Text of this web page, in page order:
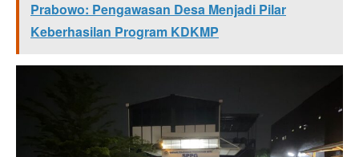
Prabowo: Pengawasan Desa Menjadi Pilar
Keberhasilan Program KDKMP